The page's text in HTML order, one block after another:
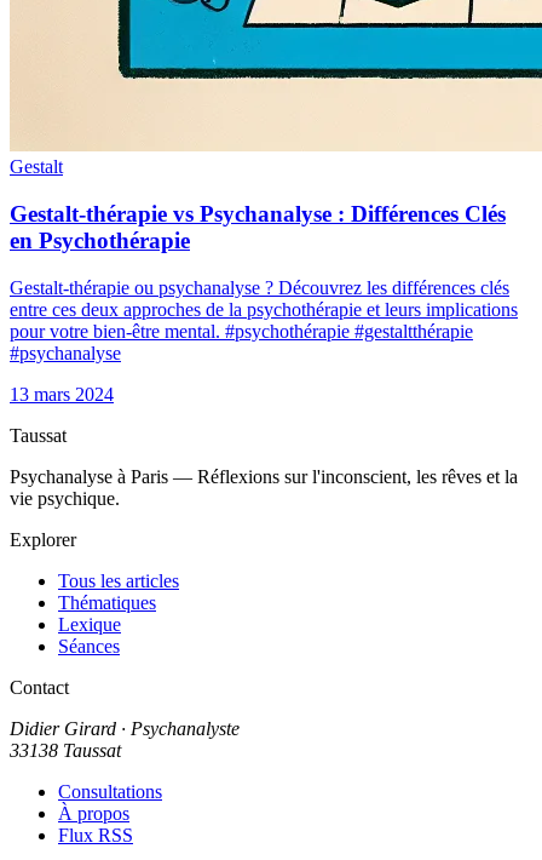
Gestalt
Gestalt-thérapie vs Psychanalyse : Différences Clés
en Psychothérapie
Gestalt-thérapie ou psychanalyse ? Découvrez les différences clés
entre ces deux approches de la psychothérapie et leurs implications
pour votre bien-être mental. #psychothérapie #gestaltthérapie
#psychanalyse
13 mars 2024
Taussat
Psychanalyse à Paris — Réflexions sur l'inconscient, les rêves et la
vie psychique.
Explorer
Tous les articles
Thématiques
Lexique
Séances
Contact
Didier Girard · Psychanalyste
33138 Taussat
Consultations
À propos
Flux RSS